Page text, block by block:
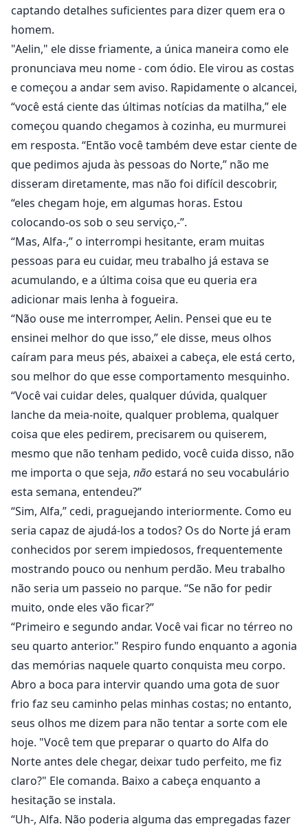
captando detalhes suficientes para dizer quem era o
homem.
"Aelin," ele disse friamente, a única maneira como ele
pronunciava meu nome - com ódio. Ele virou as costas
e começou a andar sem aviso. Rapidamente o alcancei,
“você está ciente das últimas notícias da matilha,” ele
começou quando chegamos à cozinha, eu murmurei
em resposta. “Então você também deve estar ciente de
que pedimos ajuda às pessoas do Norte,” não me
disseram diretamente, mas não foi difícil descobrir,
“eles chegam hoje, em algumas horas. Estou
colocando-os sob o seu serviço,-”.
“Mas, Alfa-,” o interrompi hesitante, eram muitas
pessoas para eu cuidar, meu trabalho já estava se
acumulando, e a última coisa que eu queria era
adicionar mais lenha à fogueira.
“Não ouse me interromper, Aelin. Pensei que eu te
ensinei melhor do que isso,” ele disse, meus olhos
caíram para meus pés, abaixei a cabeça, ele está certo,
sou melhor do que esse comportamento mesquinho.
“Você vai cuidar deles, qualquer dúvida, qualquer
lanche da meia-noite, qualquer problema, qualquer
coisa que eles pedirem, precisarem ou quiserem,
mesmo que não tenham pedido, você cuida disso, não
me importa o que seja, não estará no seu vocabulário
esta semana, entendeu?”
“Sim, Alfa,” cedi, praguejando interiormente. Como eu
seria capaz de ajudá-los a todos? Os do Norte já eram
conhecidos por serem impiedosos, frequentemente
mostrando pouco ou nenhum perdão. Meu trabalho
não seria um passeio no parque. “Se não for pedir
muito, onde eles vão ficar?”
“Primeiro e segundo andar. Você vai ficar no térreo no
seu quarto anterior." Respiro fundo enquanto a agonia
das memórias naquele quarto conquista meu corpo.
Abro a boca para intervir quando uma gota de suor
frio faz seu caminho pelas minhas costas; no entanto,
seus olhos me dizem para não tentar a sorte com ele
hoje. "Você tem que preparar o quarto do Alfa do
Norte antes dele chegar, deixar tudo perfeito, me fiz
claro?" Ele comanda. Baixo a cabeça enquanto a
hesitação se instala.
“Uh-, Alfa. Não poderia alguma das empregadas fazer